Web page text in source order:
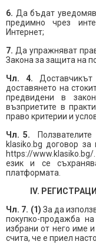
6. Да бъдат
предимно чрез
Интернет;
7. Да упражняват
Закона за защита на
Чл. 4.
доставянето на
предвидени в
възприетите в
право критерии и
Чл. 5.
klasiko.bg договор
https://
език и се
платформата.
IV.
Чл. 7. (1) За да
покупко-продажба
избрани от него име
счита, че е приел